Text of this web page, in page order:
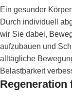
Ein gesunder
Durch individuell
wir Sie dabei,
aufzubauen und
alltägliche
Belastbarkeit
Regeneration